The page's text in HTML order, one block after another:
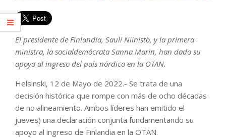
El presidente de Finlandia, Sauli Niinistö, y la primera
ministra, la socialdemócrata Sanna Marin, han dado su
apoyo al ingreso del país nórdico en la OTAN.
Helsinski, 12 de Mayo de 2022.- Se trata de una
decisión histórica que rompe con más de ocho décadas
de no alineamiento. Ambos líderes han emitido el
jueves) una declaración conjunta fundamentando su
apoyo al ingreso de Finlandia en la OTAN.